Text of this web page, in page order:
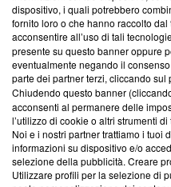
‘Trust Project - News with
ancora membro del
parte; Trust Project non ha
conformità agli standard.
Su di noi
Team editoriale
Corporate
Redazione
dispositivo, i quali potrebbero
fornito loro o che hanno raccolto
acconsentire all’uso di tali
presente su questo banner oppure
eventualmente negando il
parte dei partner terzi, cliccando sul
Chiudendo questo banner
acconsenti al permanere delle
l’utilizzo di cookie o altri strumenti
Noi e i nostri partner trattiamo i tuoi
informazioni su dispositivo e/o
selezione della pubblicità. Creare
Utilizzare profili per la selezione di